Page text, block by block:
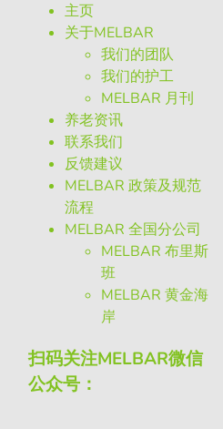
主页
关于MELBAR
我们的团队
我们的护工
MELBAR 月刊
养老资讯
联系我们
反馈建议
MELBAR 政策及规范
流程
MELBAR 全国分公司
MELBAR 布里斯
班
MELBAR 黄金海
岸
扫码关注MELBAR微信
公众号：